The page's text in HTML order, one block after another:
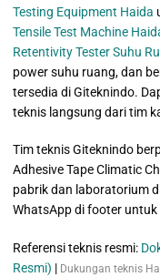
Testing Equipment Haida
Tensile Test Machine
Retentivity Tester Suhu
power suhu ruang, dan
tersedia di Giteknindo.
teknis langsung dari tim
Tim teknis Giteknindo
Adhesive Tape Climatic
pabrik dan laboratorium
WhatsApp di footer
Referensi teknis resmi:
Resmi) | Dukungan teknis